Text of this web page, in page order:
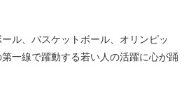
ル、バスケットボール、オリンピッ
一線で躍動する若い人の活躍に心が踊